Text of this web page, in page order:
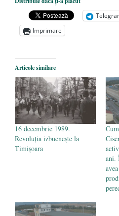
președintele
Zelensky
- 13 mai
Statul care servește
Legea Vexler
poetului Octavian
- 16 aprilie 2026
Imprimare
Articole similare
16 decembrie 1989.
Revoluția izbucnește la
Timișoara
ani.